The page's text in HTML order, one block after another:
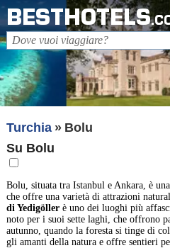
BESTHOTELS
Turchia
Bolu
Su Bolu
Bolu, situata tra Istanbul e Ankara, è
che offre una varietà di attrazioni
di Yedigöllerè uno dei luoghi più
noto per i suoi sette laghi, che offrono
autunno, quando la foresta si tinge di
gli amanti della natura e offre sentieri